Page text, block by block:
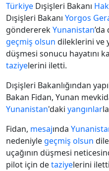
Türkiye Dışişleri Bakanı
Dışişleri Bakanı Yorgos
göndererekYunanistan
geçmiş olsun dileklerini ve
düşmesi sonucu hayatını
taziyelerini iletti.
Dışişleri Bakanlığından
Bakan Fidan, Yunan
Yunanistan'daki yangınlar
Fidan, mesajında
nedeniyle geçmiş olsun
uçağının düşmesi
pilot için detaziyelerini